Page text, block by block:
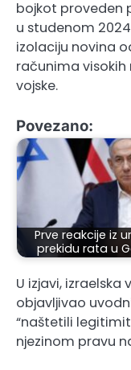
bojkot proveden
u studenom
izolaciju novina
računima visokih
vojske.
Povezano:
Prve reakcije iz
prekidu rata u
U izjavi, izraelska
objavljivao
“naštetili
njezinom pravu